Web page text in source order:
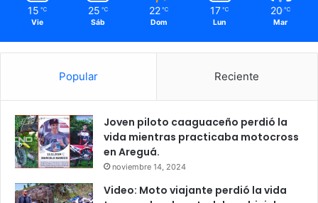
15 ℃
Vie
25 ℃
Sáb
22 ℃
Dom
17 ℃
Lun
20 ℃
Mar
Popular Reciente
Joven piloto caaguaceño perdió la
vida mientras practicaba motocross
en Areguá.
noviembre 14, 2024
Video: Moto viajante perdió la vida